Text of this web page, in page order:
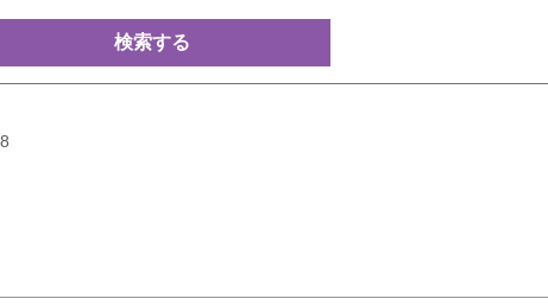
検索する